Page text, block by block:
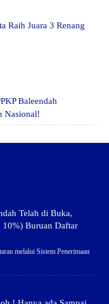
Raih Juara 3 Renang
Baleendah
Nasional!
Telah di Buka,
Buruan Daftar
melalui Sistem Penerimaan